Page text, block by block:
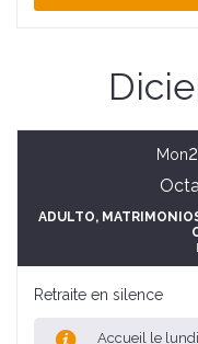
Mon
ADULTO,
Retraite en silence
Accueil le